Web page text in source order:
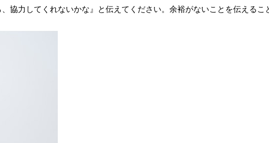
協力してくれないかな』と伝えてください。余裕がないことを伝える